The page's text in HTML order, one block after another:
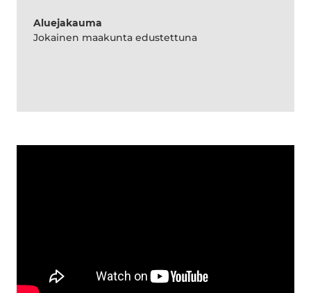
Aluejakauma
Jokainen maakunta edustettuna